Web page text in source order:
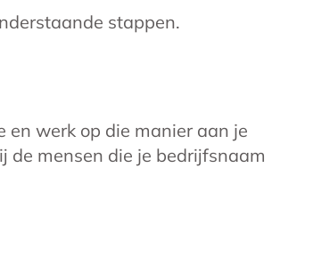
stappen.
en werk op die manier aan je
de mensen die je bedrijfsnaam